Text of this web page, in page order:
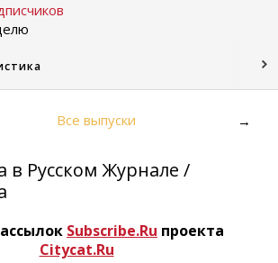
Все выпуски →
в Русском Журнале /
Subscribe.Ru проекта
Citycat.Ru